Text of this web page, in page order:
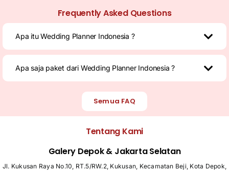
Frequently Asked Questions
Apa itu Wedding Planner Indonesia ?
Apa saja paket dari Wedding Planner Indonesia ?
Semua FAQ
Tentang Kami
Galery Depok & Jakarta Selatan
Jl. Kukusan Raya No.10, RT.5/RW.2, Kukusan, Kecamatan Beji, Kota Depok,